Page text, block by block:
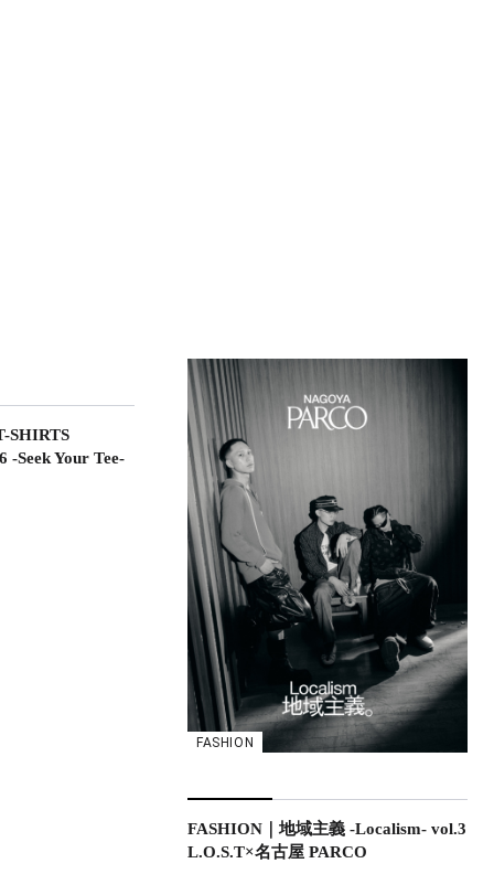
SHIRTS
Seek Your Tee-
FASHION
FASHION｜地域主義 -Localism- vol.3
L.O.S.T×名古屋 PARCO